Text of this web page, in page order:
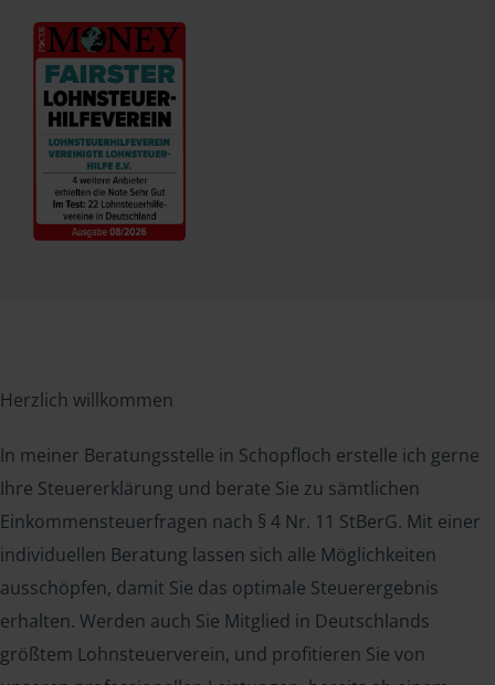
Herzlich willkommen
In meiner Beratungsstelle in Schopfloch erstelle ich gerne
Ihre Steuererklärung und berate Sie zu sämtlichen
Einkommensteuerfragen nach § 4 Nr. 11 StBerG. Mit einer
individuellen Beratung lassen sich alle Möglichkeiten
ausschöpfen, damit Sie das optimale Steuerergebnis
erhalten. Werden auch Sie Mitglied in Deutschlands
größtem Lohnsteuerverein, und profitieren Sie von